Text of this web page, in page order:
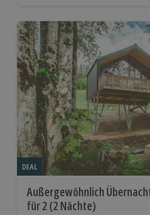
DEAL
Außergewöhnlich
für 2 (2 Nächte)